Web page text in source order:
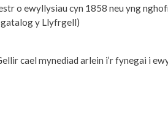
o ewyllysiau cyn 1858 neu yng
y Llyfrgell)
cael mynediad arlein i’r fynegai i